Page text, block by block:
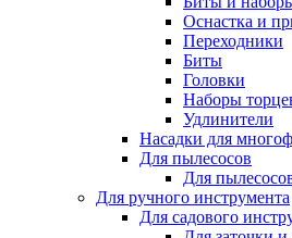
Оснастка и
Переходники
Биты
Головки
Наборы
Удлинители
Насадки для
Для пылесосов
Для
Для ручного инструмента
Для садового